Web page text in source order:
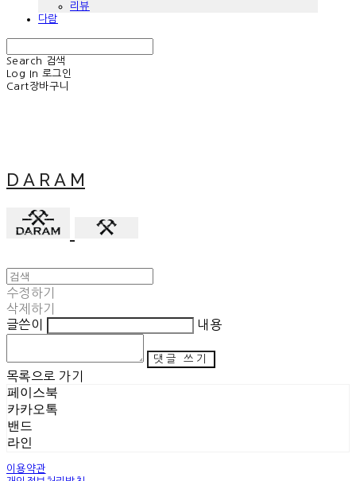
리뷰
다람
Search
검색
Log In 로그인
Cart장바구니
D A R A M
수정하기
삭제하기
글쓴이
내용
댓글 쓰기
목록으로 가기
페이스북
카카오톡
밴드
라인
이용약관